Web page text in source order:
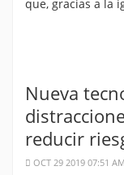
que, gracias a la
Nueva
reducir
OCT 29 2019 07:51 AM